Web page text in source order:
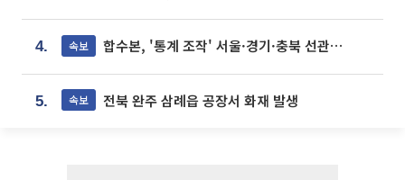
4. 속보 합수본, '통계 조작' 서울·경기·충북 선관위 등 추가 압수수색
5. 속보 전북 완주 삼례읍 공장서 화재 발생